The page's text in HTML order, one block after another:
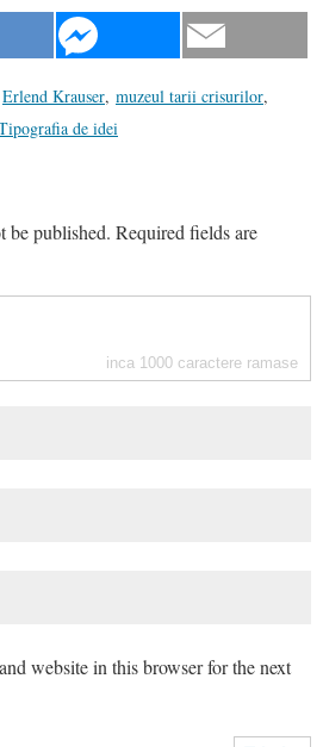
Erlend Krauser, muzeul tarii crisurilor,
de idei
be published. Required fields are
inca 1000 caractere ramase
website in this browser for the next